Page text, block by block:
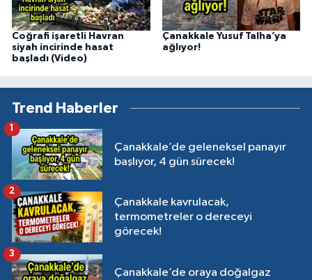
Coğrafi işaretli Havran
siyah incirinde hasat
başladı (Video)
Çanakkale Yusuf Talha’ya
ağlıyor!
Trend Haberler
Çanakkale’de geleneksel panayır
başlıyor, 4 gün sürecek!
Çanakkale kavrulacak,
termometreler o dereceyi
görecek!
2
Çanakkale’de oraya doğalgaz
3